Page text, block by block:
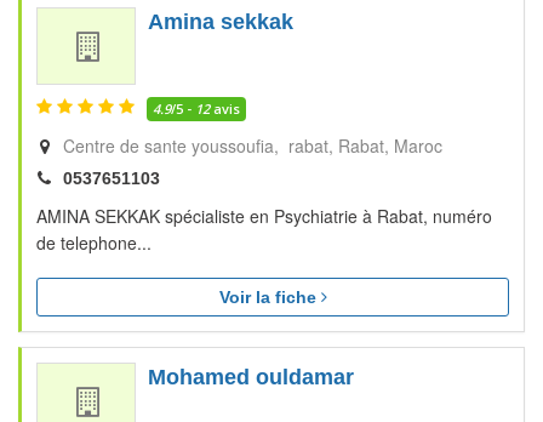
Amina sekkak
4.9/5 - 12avis
Centre de sante youssoufia, rabat Rabat Maroc
0537651103
AMINA SEKKAK spécialiste en Psychiatrie à Rabat, numéro
de telephone...
Voir la fiche
Mohamed ouldamar